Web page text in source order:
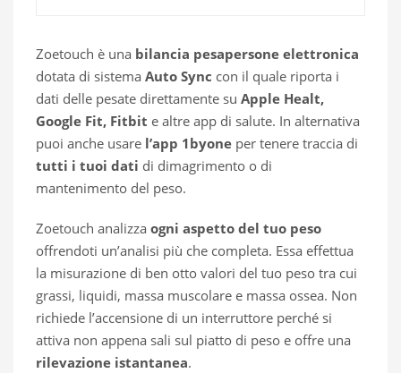
Zoetouch è una bilancia pesapersone elettronica
dotata di sistema Auto Sync con il quale riporta i
dati delle pesate direttamente su Apple Healt,
Google Fit, Fitbit e altre app di salute. In alternativa
puoi anche usare l’app 1byone per tenere traccia di
tutti i tuoi dati di dimagrimento o di
mantenimento del peso.
Zoetouch analizza ogni aspetto del tuo peso
offrendoti un’analisi più che completa. Essa effettua
la misurazione di ben otto valori del tuo peso tra cui
grassi, liquidi, massa muscolare e massa ossea. Non
richiede l’accensione di un interruttore perché si
attiva non appena sali sul piatto di peso e offre una
rilevazione istantanea.